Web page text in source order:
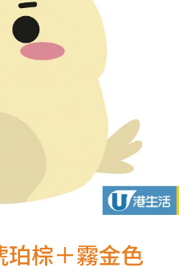
珀棕＋霧金色